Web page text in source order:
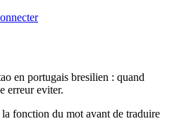
en portugais bresilien : quand
erreur eviter.
fonction du mot avant de traduire